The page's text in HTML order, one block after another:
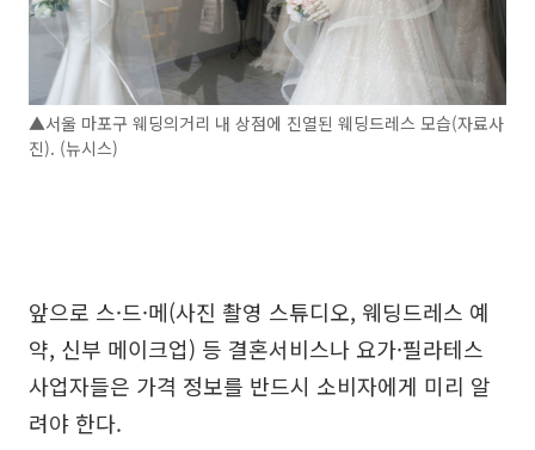
▲서울 마포구 웨딩의거리 내 상점에 진열된 웨딩드레스 모습(자료사
진). (뉴시스)
앞으로 스·드·메(사진 촬영 스튜디오, 웨딩드레스 예
약, 신부 메이크업) 등 결혼서비스나 요가·필라테스
사업자들은 가격 정보를 반드시 소비자에게 미리 알
려야 한다.